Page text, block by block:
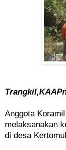
Anggota
melaksanakan
di desa